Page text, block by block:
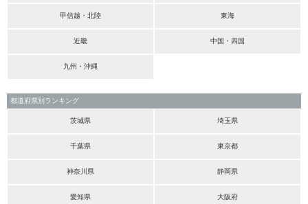
甲信越・北陸 東海
近畿 中国・四国
九州・沖縄
都道府県別ランキング
茨城県 埼玉県
千葉県 東京都
神奈川県 静岡県
愛知県 大阪府